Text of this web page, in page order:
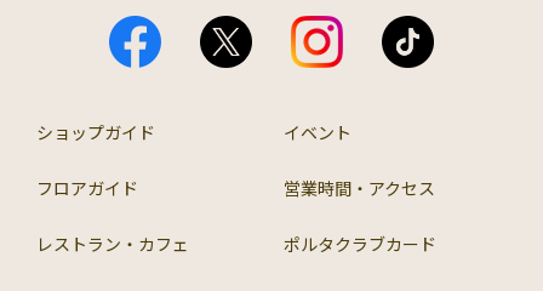
ショップガイド イベント
フロアガイド 営業時間・アクセス
レストラン・カフェ ポルタクラブカード